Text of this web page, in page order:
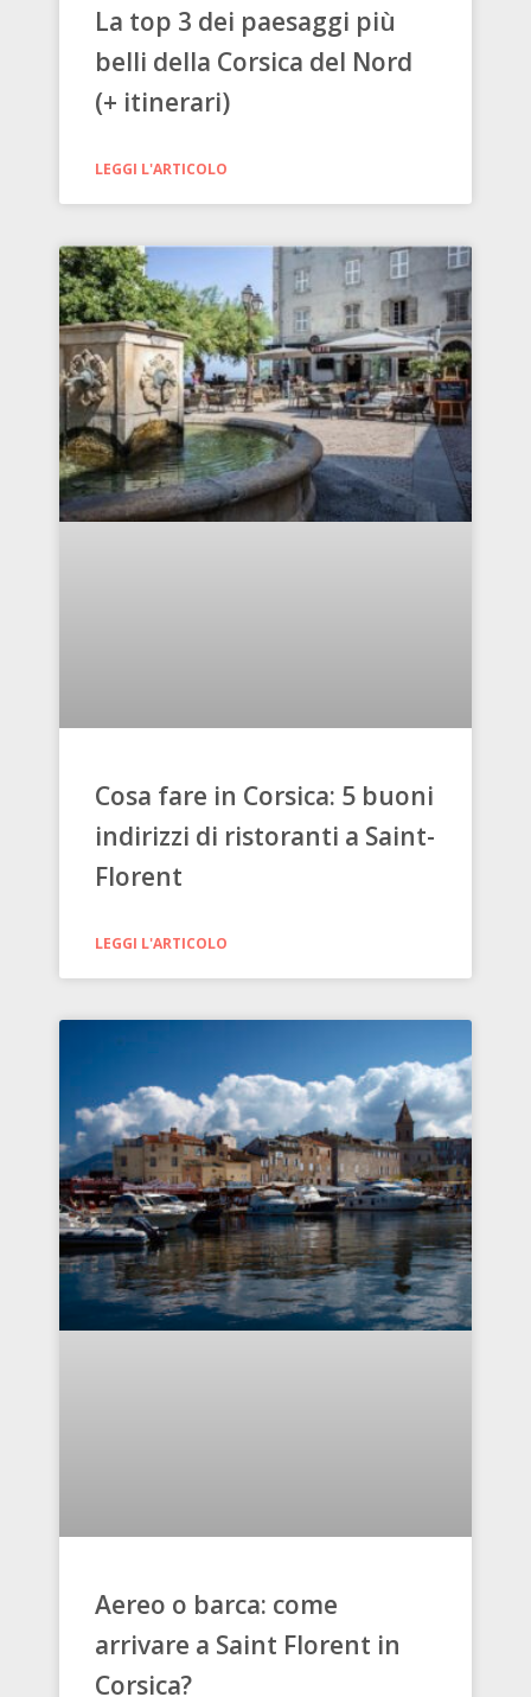
La top 3 dei paesaggi più
belli della Corsica del Nord
(+ itinerari)
LEGGI L'ARTICOLO
Cosa fare in Corsica: 5 buoni
indirizzi di ristoranti a Saint-
Florent
LEGGI L'ARTICOLO
Aereo o barca: come
arrivare a Saint Florent in
Corsica?